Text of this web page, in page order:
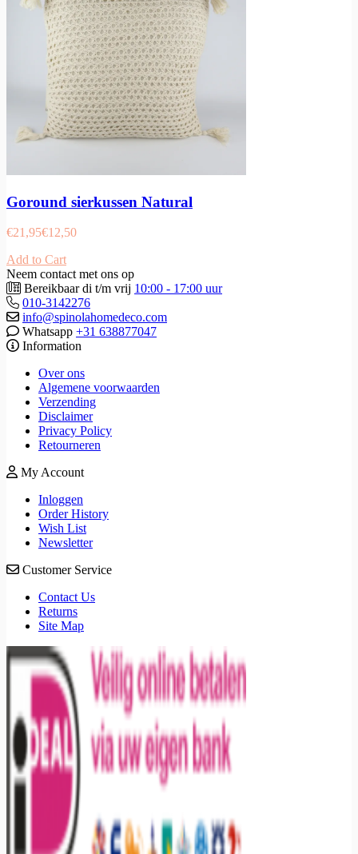
Goround sierkussen Natural
€21,95€12,50
Add to Cart
Neem contact met ons op
Bereikbaar di t/m vrij 10:00 - 17:00 uur
010-3142276
info@spinolahomedeco.com
Whatsapp +31 638877047
Information
Over ons
Algemene voorwaarden
Verzending
Disclaimer
Privacy Policy
Retourneren
My Account
Inloggen
Order History
Wish List
Newsletter
Customer Service
Contact Us
Returns
Site Map